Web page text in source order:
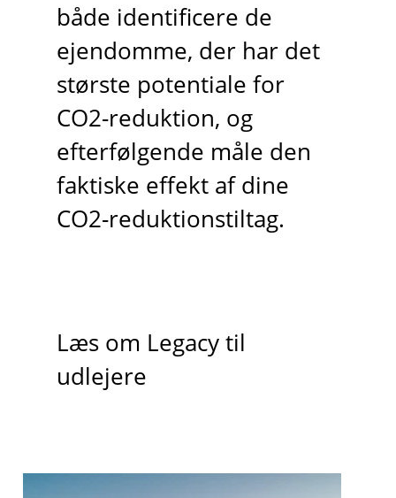
både identificere de
ejendomme, der har det
største potentiale for
CO2-reduktion, og
efterfølgende måle den
faktiske effekt af dine
CO2-reduktionstiltag.
Læs om Legacy til
udlejere